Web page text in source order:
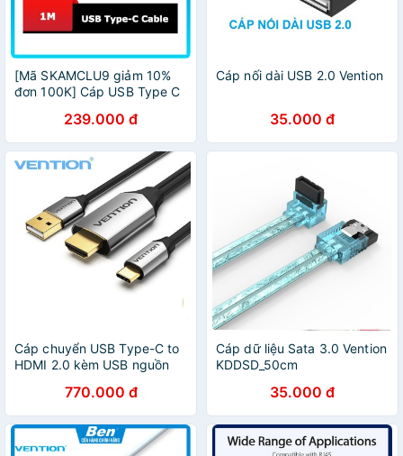
[Mã SKAMCLU9 giảm 10%
đơn 100K] Cáp USB Type C
1.5m) CAUB - Ben Computer
239.000 đ
Cáp nối dài USB 2.0 Vention
35.000 đ
Cáp chuyển USB Type-C to
HDMI 2.0 kèm USB nguồn
770.000 đ
Cáp dữ liệu Sata 3.0 Vention
KDDSD_50cm
35.000 đ